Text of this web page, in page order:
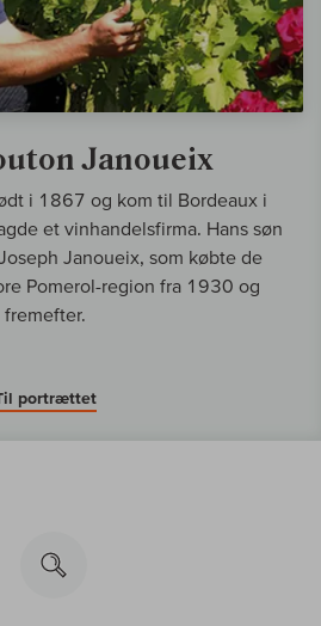
Janoueix
i 1867 og kom til Bordeaux i
et vinhandelsfirma. Hans søn
Janoueix, som købte de
Pomerol-region fra 1930 og
fremefter.
portrættet